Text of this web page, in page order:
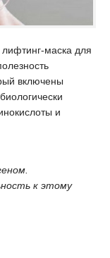
маска для
включены
и
к этому